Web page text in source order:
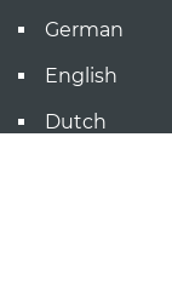
German
English
Dutch